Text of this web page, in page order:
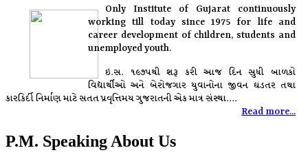
Only Institute of Gujarat continuously
working till today since 1975 for life and
career development of children, students and
unemployed youth.
ઇ.સ. ૧૯૭૫થી શરૂ કરી આજ દિન સુધી બાળકો
વિદ્યાર્થીઓ અને બેરોજગાર યુવાનોના જીવન ઘડતર તથા
કારકિર્દી નિર્માણ માટે સતત પ્રવૃત્તિમય ગુજરાતની એક માત્ર સંસ્થા....
Read more...
P.M. Speaking About Us